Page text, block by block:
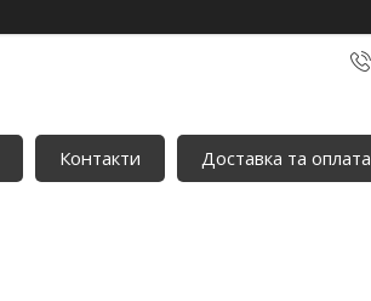
Контакти Доставка та оплата